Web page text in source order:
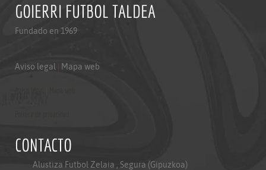
GOIERRI FUTBOL TALDEA
Fundado en 1969
Aviso legal Mapa web
CONTACTO
Alustiza Futbol Zelaia , Segura (Gipuzkoa)